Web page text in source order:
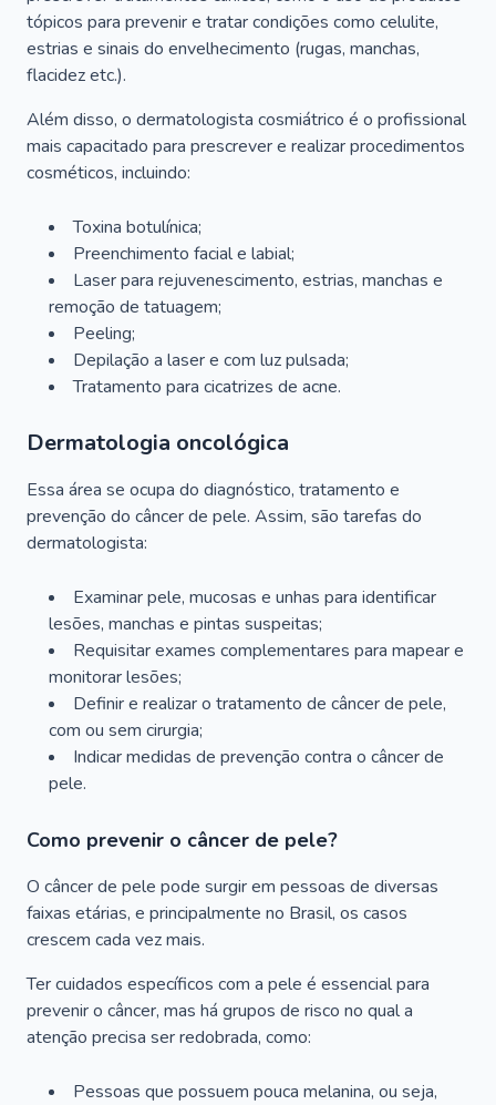
tópicos para prevenir e tratar condições como celulite,
estrias e sinais do envelhecimento (rugas, manchas,
flacidez etc.).
Além disso, o dermatologista cosmiátrico é o profissional
mais capacitado para prescrever e realizar procedimentos
cosméticos, incluindo:
Toxina botulínica;
Preenchimento facial e labial;
Laser para rejuvenescimento, estrias, manchas e
remoção de tatuagem;
Peeling;
Depilação a laser e com luz pulsada;
Tratamento para cicatrizes de acne.
Dermatologia oncológica
Essa área se ocupa do diagnóstico, tratamento e
prevenção do câncer de pele. Assim, são tarefas do
dermatologista:
Examinar pele, mucosas e unhas para identificar
lesões, manchas e pintas suspeitas;
Requisitar exames complementares para mapear e
monitorar lesões;
Definir e realizar o tratamento de câncer de pele,
com ou sem cirurgia;
Indicar medidas de prevenção contra o câncer de
pele.
Como prevenir o câncer de pele?
O câncer de pele pode surgir em pessoas de diversas
faixas etárias, e principalmente no Brasil, os casos
crescem cada vez mais.
Ter cuidados específicos com a pele é essencial para
prevenir o câncer, mas há grupos de risco no qual a
atenção precisa ser redobrada, como:
Pessoas que possuem pouca melanina, ou seja,